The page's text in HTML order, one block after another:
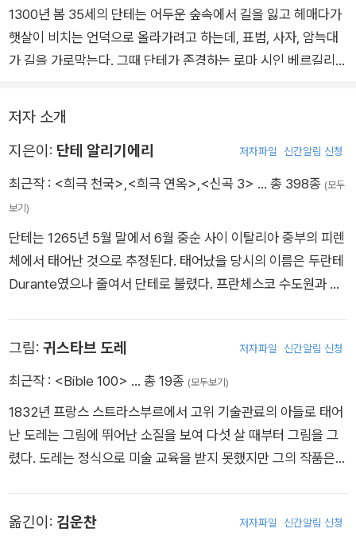
1300년 봄 35세의 단테는 어두운 숲속에서 길을 잃고 헤매다가
햇살이 비치는 언덕으로 올라가려고 하는데, 표범, 사자, 암늑대
가 길을 가로막는다. 그때 단테가 존경하는 로마 시인 베르길리우
를 거쳐 가야 한다고 말한다. 천국에서 베아트리체가 자신을 보살
핀다는 사실을 깨닫고 단테는 베르길리우스의 안내를 받아 저승
여행길을 떠난다. 지옥의 문을 지나자 선이나 악에도 무관심하고
오직 자신만을 위해 살았던 나태한 자들이 왕벌과 파리, 벌레 들
은 순진한 어린아이들의 영혼이 있다. 육체적 고통은 없으나 천국
에 가지 못해 괴로워하는 그들을 지나 제2원에 도착하자, 음란함
과 애욕의 죄인들이 칠흑 같은 어둠 속에서 무섭게 휘몰아치는 바
있는 제3원에 이르자, 피렌체 출신의 영혼 차코와 이야기를 나누
며 피렌체의 미래에 대한 예언을 듣는다. 제4원에서는 낭비나 인
색함의 죄를 지은 재물의 죄인들이 맞부딪치며 서로 모욕하고 있
다. 제5원에는 분노의 죄인들이 스틱스 늪에서 흙탕물 속에 잠겨
벌받고 있다. 스틱스 늪을 건너 천사들의 도움으로 하부 지옥에
들어선다. 제6원에는 영혼의 불멸을 부정했던 에피쿠로스와 그
력보다 더 아래의 지옥에서 더욱 커다란 형벌을 받는 이유에 대해
설명한다. 제7원의 첫째 둘레에서 타인에게 폭력을 행사한 죄인
저자 소개
지은이: 단테 알리기에리 저자파일 신간알림 신청
최근작 : <희극 천국> <희극 연옥> <신곡 3> … 총 398종 (모두
보기)
단테는 1265년 5월 말에서 6월 중순 사이 이탈리아 중부의 피렌
체에서 태어난 것으로 추정된다. 태어났을 당시의 이름은 두란테
Durante였으나 줄여서 단테로 불렸다. 프란체스코 수도원과 도
많은 가르침을 받았다. 1286~1287년에는 세계 최초의 대학이
설립된 볼로냐에 체류하면서 여러 문인과 교류하고 새로운 사상
제국 황제 사이의 오랜 갈등에서 비롯된 당파 싸움에 휘말려 공금
횡령과 부정부패 혐의로 기소되었고, 1302년에 벌금형과 공직을
금지한다는 선고를 받았다. 이때부터 단테의 망명 생활이 시작되
어 1321년 말라리아로 추정되는 열병에 걸려 사망할 때까지 이탈
리아의 여러 도시를 전전했다. 이러한 망명 생활은 단테의 삶과
그림: 귀스타브 도레 저자파일 신간알림 신청
최근작 : <Bible 100> … 총 19종 (모두보기)
1832년 프랑스 스트라스부르에서 고위 기술관료의 아들로 태어
난 도레는 그림에 뛰어난 소질을 보여 다섯 살 때부터 그림을 그
렸다. 도레는 정식으로 미술 교육을 받지 못했지만 그의 작품은
자적 주제’를 활용한 그의 독특한 예술 세계에 대중이 열광했다. 1
옮긴이: 김운찬 저자파일 신간알림 신청